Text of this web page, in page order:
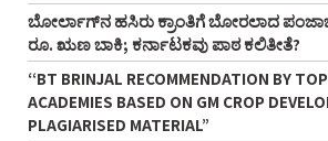
ಬೋರ್ಲಾಗ್‌ನ ಹಸಿರು ಕ್ರಾಂತಿಗೆ ಬೋರಲಾದ
ರೂ. ಋಣ ಬಾಕಿ; ಕರ್ನಾಟಕವು ಪಾಠ ಕಲಿತೀತೆ?
“BT BRINJAL RECOMMENDATION BY
ACADEMIES BASED ON GM CROP
PLAGIARISED MATERIAL”